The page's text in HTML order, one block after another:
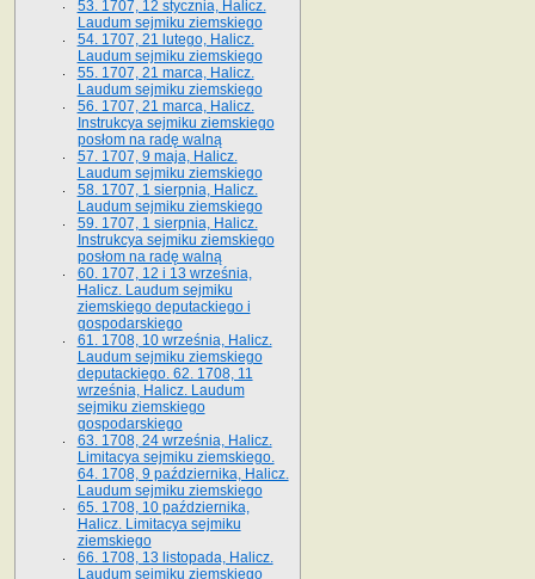
53. 1707, 12 stycznia, Halicz.
Laudum sejmiku ziemskiego
54. 1707, 21 lutego, Halicz.
Laudum sejmiku ziemskiego
55. 1707, 21 marca, Halicz.
Laudum sejmiku ziemskiego
56. 1707, 21 marca, Halicz.
Instrukcya sejmiku ziemskiego
posłom na radę walną
57. 1707, 9 maja, Halicz.
Laudum sejmiku ziemskiego
58. 1707, 1 sierpnia, Halicz.
Laudum sejmiku ziemskiego
59. 1707, 1 sierpnia, Halicz.
Instrukcya sejmiku ziemskiego
posłom na radę walną
60. 1707, 12 i 13 września,
Halicz. Laudum sejmiku
ziemskiego deputackiego i
gospodarskiego
61. 1708, 10 września, Halicz.
Laudum sejmiku ziemskiego
deputackiego. 62. 1708, 11
września, Halicz. Laudum
sejmiku ziemskiego
gospodarskiego
63. 1708, 24 września, Halicz.
Limitacya sejmiku ziemskiego.
64. 1708, 9 października, Halicz.
Laudum sejmiku ziemskiego
65­. 1708, 10 października,
Halicz. Limitacya sejmiku
ziemskiego
66. 1708, 13 listopada, Halicz.
Laudum sejmiku ziemskiego